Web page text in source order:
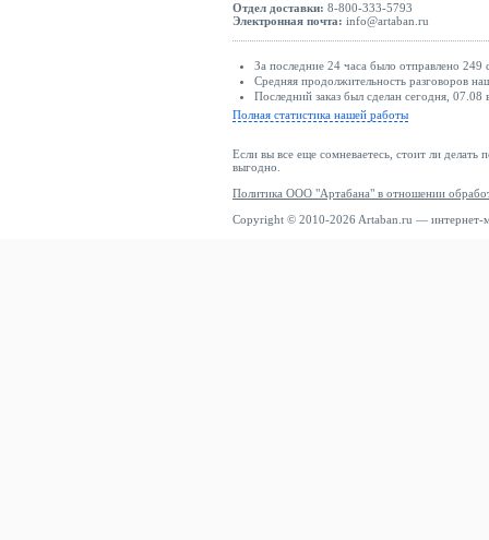
Отдел доставки: 8-800-333-5793
Электронная почта: info@artaban.ru
За последние 24 часа было отправлено
Средняя продолжительность разговоров
Последний заказ был сделан сегодня,
Полная статистика нашей работы
Если вы все еще сомневаетесь, стоит ли делать
выгодно.
Политика ООО "Артабана" в отношении
Copyright © 2010-2026 Artaban.ru — интернет-